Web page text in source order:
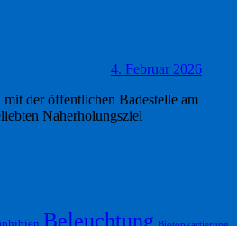
4. Februar 2026
der öffentlichen Badestelle am
Naherholungsziel
Beleuchtung